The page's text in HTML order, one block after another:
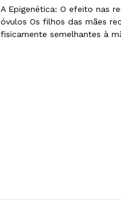
A Epigenética: O efeito nas
óvulos Os filhos das mães
fisicamente semelhantes à